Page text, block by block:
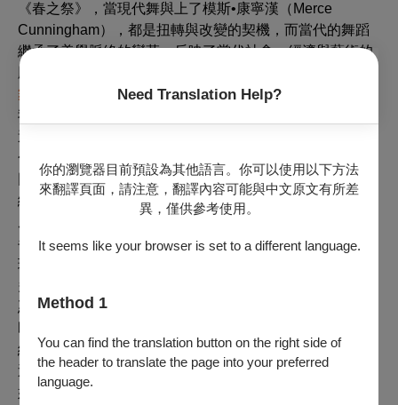
Need Translation Help?
你的瀏覽器目前預設為其他語言。你可以使用以下方法
來翻譯頁面，請注意，翻譯內容可能與中文原文有所差
異，僅供參考使用。
It seems like your browser is set to a different language.
Method 1
You can find the translation button on the right side of
the header to translate the page into your preferred
language.
《春之祭》，當現代舞與上了模斯•康寧漢（Merce
Cunningham），都是扭轉與改變的契機，而當代的舞蹈
繼承了美學脈絡的變革，反映了當代社會、經濟與藝術的
脈動，提供了我們觀看舞蹈的一種角度。
舞蹈肢體的「去脈絡」
我的舞蹈啟蒙大約是來自林懷民的《說舞》或《擦肩而
過》，裡頭有一章介紹當時美國現代舞編舞家的風格與特
色，透過文圖對照，我開始自己建構出各門各派的法門：
因為有了雲門舞者的對照，瑪莎•葛蘭姆的呼吸與延展收
縮，以腹部為核心的肢體動作都能得到印證；其他編舞家
風格則分別揣測，彷彿博覽百家武功密笈，卻使不出一招
半式。後來出國看遍一個個編舞家作品時，才發現跟我的
理解有很大落差。林老師的文字沒有問題，但文字給了太
多編織與想像空間，造成了誤解，這樣的過程其實已歷經
憑空創造與再修正，對之後看舞的幫助不少。當時的我，
即使不懂創作背後的動機與議題，但已能基本辨識不同訓
練技巧的舞者，甚至是編舞家的慣用語彙與擅長手法。
近20年，我發現過去能猜測出師承的肢體逐漸看不出來，
好像大家不約而同地開始「去脈絡」。但與其說是「去脈